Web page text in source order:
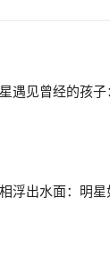
遇见曾经的孩
浮出水面：明